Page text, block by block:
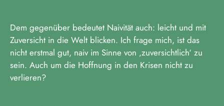
Dem gegenüber bedeutet Naivität auch: leicht und mit
Zuversicht in die Welt blicken. Ich frage mich, ist das
nicht erstmal gut, naiv im Sinne von ‚zuversichtlich‘ zu
sein. Auch um die Hoffnung in den Krisen nicht zu
verlieren?